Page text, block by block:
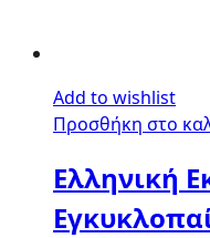
Add to wishlist
Προσθήκη στο
Ελληνική